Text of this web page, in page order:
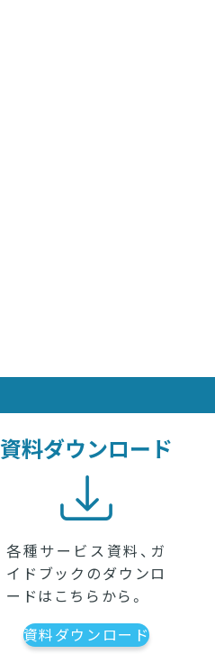
資料ダウンロード
各種サービス資料、ガ
イドブックのダウンロ
ードはこちらから。
資料ダウンロード